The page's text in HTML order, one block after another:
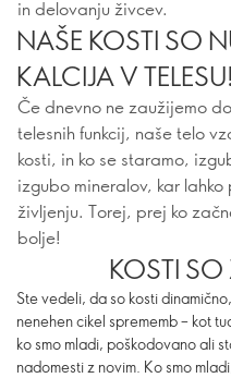
in delovanju živcev.
NAŠE KOSTI SO
KALCIJA V TELESU!
Če dnevno ne zaužijemo
telesnih funkcij, naše telo
kosti, in ko se staramo,
izgubo mineralov, kar
življenju. Torej, prej ko
bolje!
KOSTI
Ste vedeli, da so kosti
nenehen cikel sprememb – kot
ko smo mladi, poškodovano ali
nadomesti z novim. Ko smo